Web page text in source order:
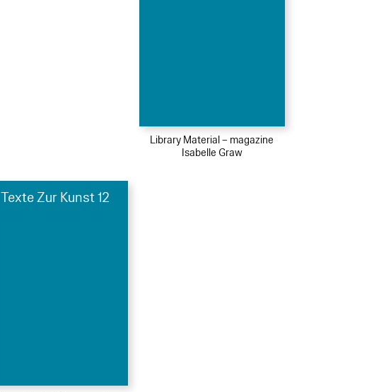
Library Material – magazine
Isabelle Graw
Texte Zur Kunst 12